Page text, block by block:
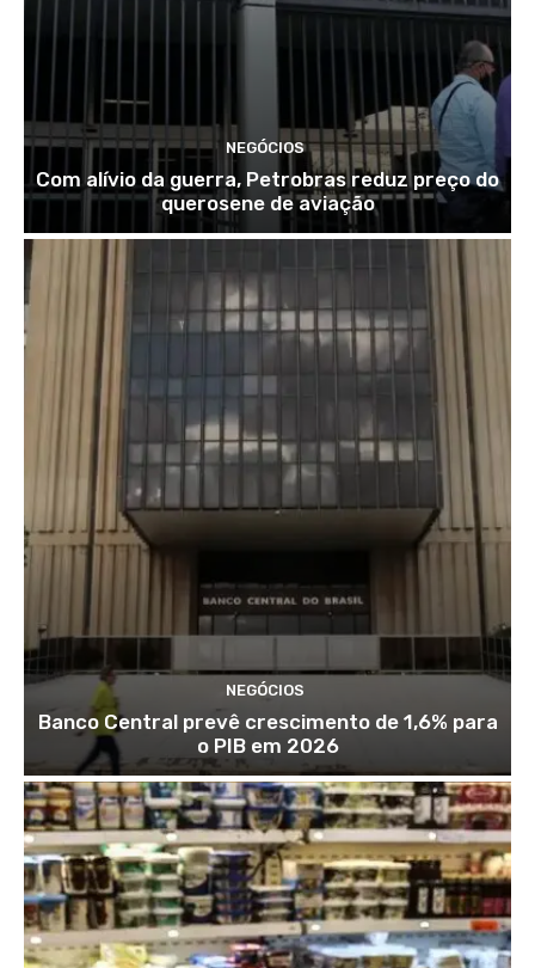
NEGÓCIOS
Com alívio da guerra, Petrobras reduz preço do
querosene de aviação
NEGÓCIOS
Banco Central prevê crescimento de 1,6% para
o PIB em 2026